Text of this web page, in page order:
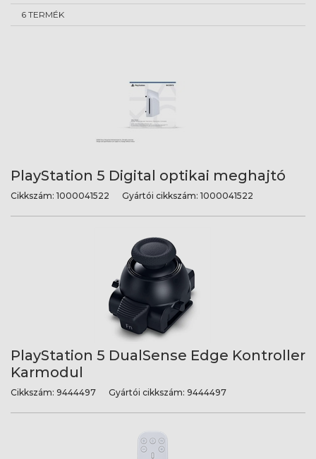
6 TERMÉK
PlayStation 5 Digital optikai meghajtó
Cikkszám: 1000041522 Gyártói cikkszám: 1000041522
PlayStation 5 DualSense Edge Kontroller
Karmodul
Cikkszám: 9444497 Gyártói cikkszám: 9444497